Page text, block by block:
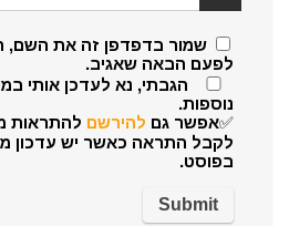
שמור בדפדפן זה את השם,
לפעם הבאה שאגיב.
הגבתי, נא לעדכן אותי
נוספות.
✅אפשר גם להירשם להתראות
לקבל התראה כאשר יש עדכון
בפוסט.